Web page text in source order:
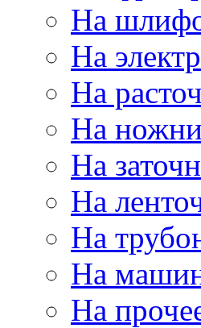
На
На
На
На
На
На
На
На
На